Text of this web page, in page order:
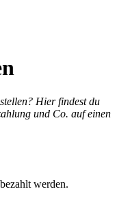
Hier findest du
und Co. auf einen
werden.